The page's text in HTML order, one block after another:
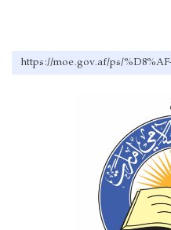
https://moe.gov.af/ps/